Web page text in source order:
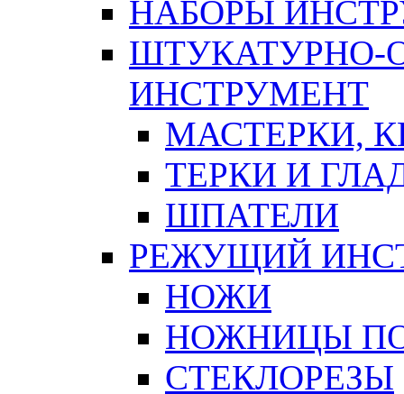
НАБОРЫ
ШТУКАТУРНО-
ИНСТРУМЕНТ
МАСТЕРКИ,
ТЕРКИ И
ШПАТЕЛИ
РЕЖУЩИЙ
НОЖИ
НОЖНИЦЫ
СТЕКЛОРЕЗЫ